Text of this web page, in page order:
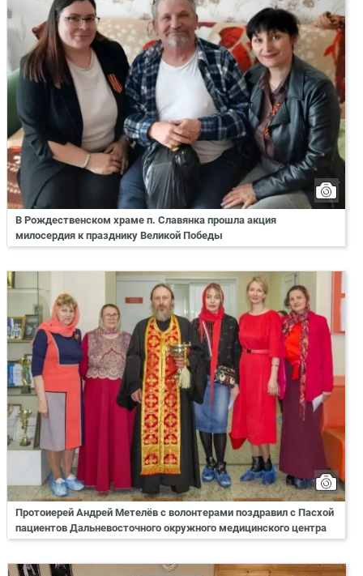
В Рождественском храме п. Славянка прошла акция
милосердия к празднику Великой Победы
Протоиерей Андрей Метелёв с волонтерами поздравил с Пасхой
пациентов Дальневосточного окружного медицинского центра